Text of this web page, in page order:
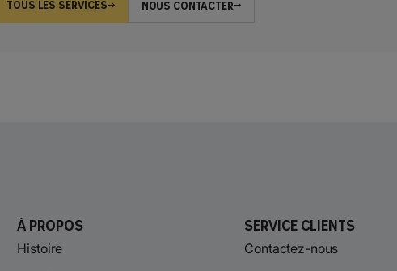
TOUS LES SERVICES NOUS CONTACTER
À propos
Histoire
Service Clients
Contactez-nous